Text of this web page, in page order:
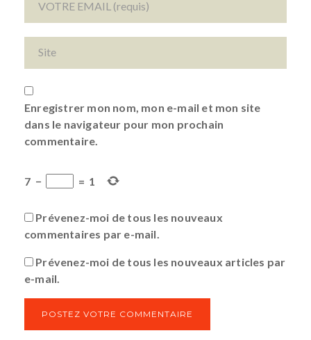
Enregistrer mon nom, mon e-mail et mon site
dans le navigateur pour mon prochain
commentaire.
7 − = 1
Prévenez-moi de tous les nouveaux
commentaires par e-mail.
Prévenez-moi de tous les nouveaux articles par
e-mail.